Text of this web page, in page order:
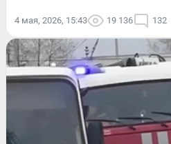
4 мая, 2026, 15:43 19 136 132